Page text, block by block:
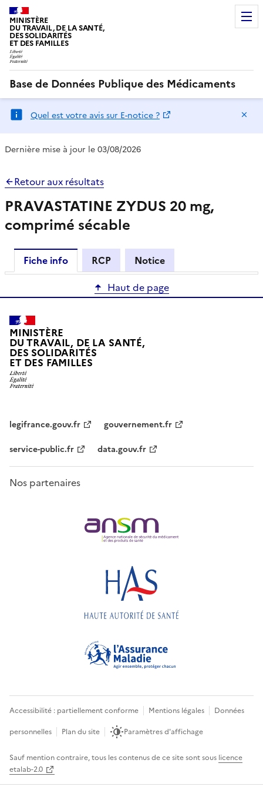
MINISTÈRE
DU TRAVAIL, DE LA SANTÉ,
DES SOLIDARITÉS
ET DES FAMILLES
Base de Données Publique des Médicaments
Quel est votre avis sur E-notice ?
Dernière mise à jour le 03/08/2026
Retour aux résultats
PRAVASTATINE ZYDUS 20 mg,
comprimé sécable
Fiche info RCP
Notice
Haut de page
MINISTÈRE
DU TRAVAIL, DE LA SANTÉ,
DES SOLIDARITÉS
ET DES FAMILLES
legifrance.gouv.fr
gouvernement.fr
service-public.fr
data.gouv.fr
Nos partenaires
Accessibilité : partiellement conforme Mentions légales
Données
personnelles
Plan du site Paramètres d'affichage
Sauf mention contraire, tous les contenus de ce site sont sous licence
etalab-2.0